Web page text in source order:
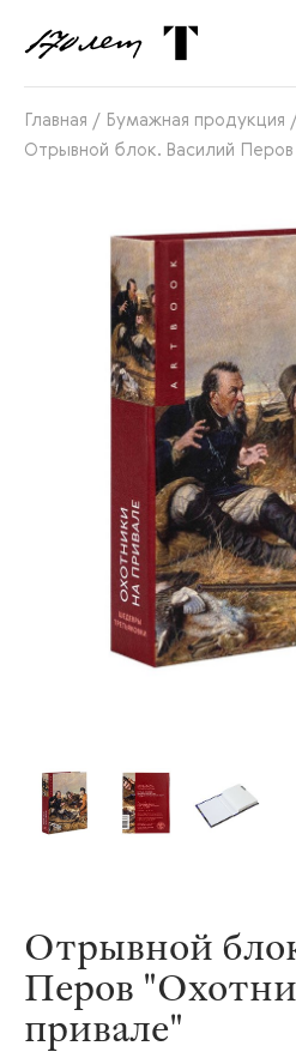
Главная / Бумажная продукция /
Отрывной блок. Василий
Отрывной
Перов
привале"